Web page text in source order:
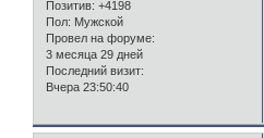
Позитив: +4198
Пол: Мужской
Провел на форуме:
3 месяца 29 дней
Последний визит:
Вчера 23:50:40